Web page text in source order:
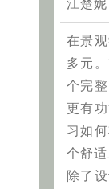
江楚妮
在景
多元
个完
更有
习如
个舒
除了